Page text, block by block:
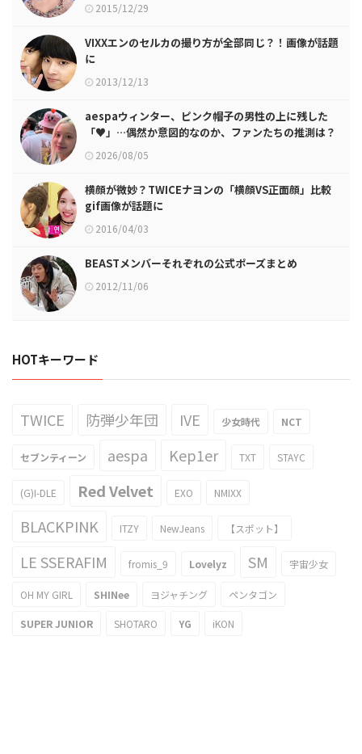
2015/12/29
VIXXエンのセルカの撮り方が全部同じ？！画像が話題
に
2013/12/13
aespaウィンター、ピンク帽子の男性の上に残した
「♥」…偶然か意図的なのか、ファンたちの推測は？
2026/08/05
横顔が微妙？TWICEナヨンの「横顔VS正面顔」比較
gif画像が話題に
2016/04/03
BEASTメンバーそれぞれの公式ポーズまとめ
2012/11/06
HOTキーワード
TWICE 防弾少年団 IVE 少女時代 NCT
セブンティーン aespa Kep1er TXT STAYC
(G)I-DLE Red Velvet EXO NMIXX
BLACKPINK ITZY NewJeans 【スポット】
LE SSERAFIM fromis_9 Lovelyz SM 宇宙少女
OH MY GIRL SHINee ヨジャチング ペンタゴン
SUPER JUNIOR SHOTARO YG iKON